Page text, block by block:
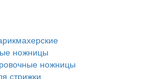
ножницы
ножницы
стрижки